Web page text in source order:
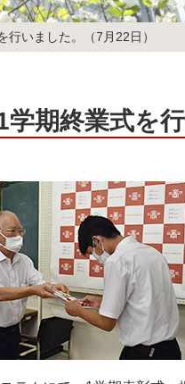
いました。（7月22日）
期終業式を